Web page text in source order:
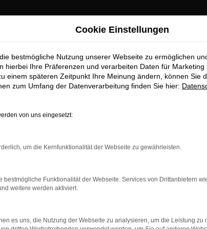
Cookie Einstellungen
bestmögliche Nutzung unserer Webseite zu ermöglichen
hierbei Ihre Präferenzen und verarbeiten Daten für
einem späteren Zeitpunkt Ihre Meinung ändern, können Sie
zum Umfang der Datenverarbeitung finden Sie hier:
von uns eingesetzt:
um die Kernfunktionalität der Webseite zu gewährleisten.
bestmögliche Funktionalität der Webseite. Services von Drittanbietern
weitere werden aktiviert.
es uns, die Nutzung der Webseite zu analysieren, um die Leistung zu